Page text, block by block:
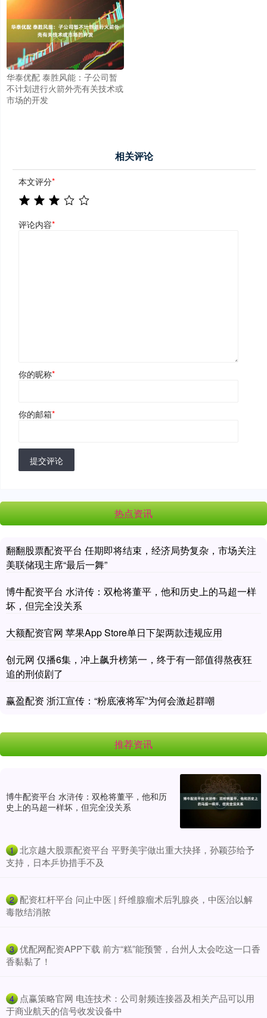
华泰优配 泰胜风能：子公司暂
不计划进行火箭外壳有关技术或
市场的开发
相关评论
本文评分*
评论内容*
你的昵称*
你的邮箱*
提交评论
热点资讯
翻翻股票配资平台 任期即将结束，经济局势复杂，市场关注
美联储现主席“最后一舞”
博牛配资平台 水浒传：双枪将董平，他和历史上的马超一样
坏，但完全没关系
大额配资官网 苹果App Store单日下架两款违规应用
创元网 仅播6集，冲上飙升榜第一，终于有一部值得熬夜狂
追的刑侦剧了
赢盈配资 浙江宣传：“粉底液将军”为何会激起群嘲
推荐资讯
博牛配资平台 水浒传：双枪将董平，他和历
史上的马超一样坏，但完全没关系
1 ​北京越大股票配资平台 平野美宇做出重大抉择，孙颖莎给予
支持，日本乒协措手不及
2 ​配资杠杆平台 问止中医 | 纤维腺瘤术后乳腺炎，中医治以解
毒散结消脓
3 ​优配网配资APP下载 前方“糕”能预警，台州人太会吃这一口香
香黏黏了！
4 ​点赢策略官网 电连技术：公司射频连接器及相关产品可以用
于商业航天的信号收发设备中